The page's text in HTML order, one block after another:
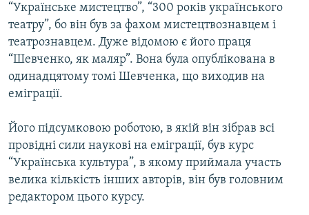
“Українське мистецтво”, “300 років українського
театру”, бо він був за фахом мистецтвознавцем і
театрознавцем. Дуже відомою є його праця
“Шевченко, як маляр”. Вона була опублікована в
одинадцятому томі Шевченка, що виходив на
еміграції.
Його підсумковою роботою, в якій він зібрав всі
провідні сили наукові на еміграції, був курс
“Українська культура”, в якому приймала участь
велика кількість інших авторів, він був головним
редактором цього курсу.